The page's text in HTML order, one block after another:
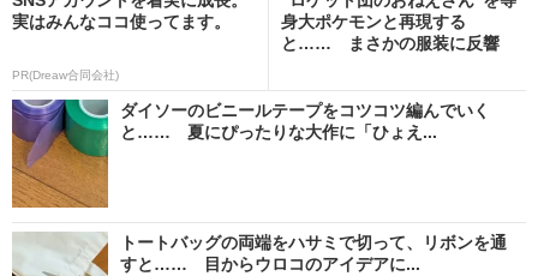
実はみんなココ使ってます。
PR(Dreaw合同会社)
身大ポケモンと再現する
と…… まさかの服装に反響
ダイソーのビニールテープをコツコツ編んでいく
と…… 夏にぴったりな大作に「ひょえ...
トートバッグの両端をハサミで切って、リボンを通
すと…… 目からウロコのアイデアに...